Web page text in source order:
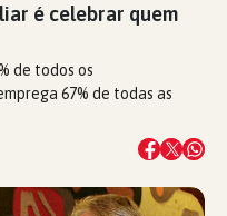
é celebrar quem
de todos os
67% de todas as